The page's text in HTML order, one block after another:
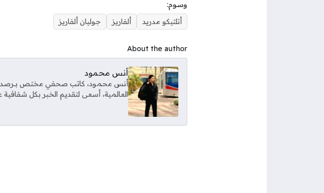
وسوم:
أتلتيكو مدريد
ألفاريز جوليان ألفاريز
About the author
أنس محمود
أنس محمود، كاتب صحفي مختص بـرصد
العالمية، أسعى لتقديم الخبر بكل